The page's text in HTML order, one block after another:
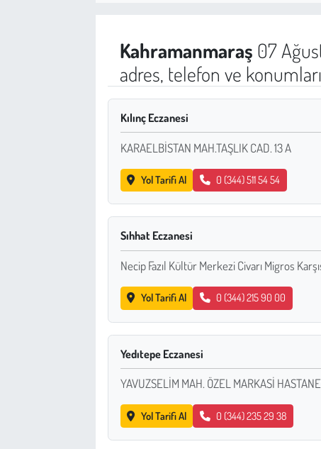
Kahramanmaraş 07
adres, telefon ve konumları
Kılınç Eczanesi
KARAELBİSTAN MAH.TAŞLIK CAD. 13 A
Yol Tarifi Al 0 (344) 511 54 54
Sıhhat Eczanesi
Necip Fazıl Kültür Merkezi Civarı Migros
Yol Tarifi Al 0 (344) 215 90 00
Yedıtepe Eczanesi
YAVUZSELİM MAH. ÖZEL MARKASİ
Yol Tarifi Al 0 (344) 235 29 38